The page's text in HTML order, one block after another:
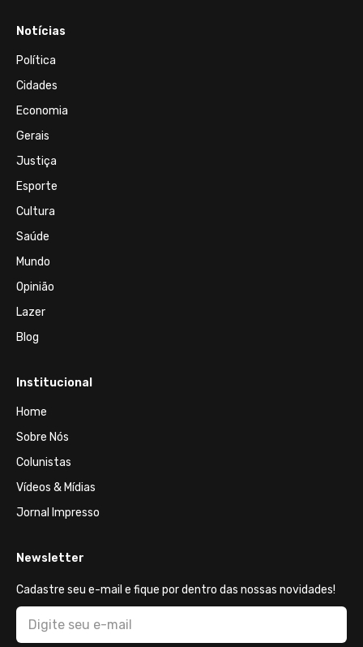
Notícias
Política
Cidades
Economia
Gerais
Justiça
Esporte
Cultura
Saúde
Mundo
Opinião
Lazer
Blog
Institucional
Home
Sobre Nós
Colunistas
Vídeos & Mídias
Jornal Impresso
Newsletter
Cadastre seu e-mail e fique por dentro das nossas novidades!